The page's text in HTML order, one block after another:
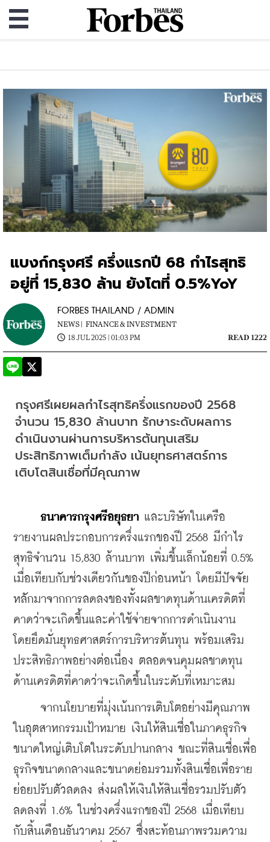
แบงก์กรุงศรี ครึ่งแรกปี 68 กำไรสุทธิ
อยู่ที่ 15,830 ล้าน ยังโตที่ 0.5%YoY
FORBES THAILAND / ADMIN
NEWS | FINANCE & INVESTMENT
18 JUL 2025 | 01:03 PM
READ 1222
กรุงศรีเผยผลกำไรสุทธิครึ่งแรกของปี 2568
จำนวน 15,830 ล้านบาท รักษาระดับผลการ
ดำเนินงานผ่านการบริหารต้นทุนเสริม
ประสิทธิภาพเต็มกำลัง เน้นยุทธศาสตร์การ
เติบโตสินเชื่อที่มีคุณภาพ
ธนาคารกรุงศรีอยุธยา และบริษัทในเครือ
รายงานผลประกอบการครึ่งแรกของปี 2568 มีกำไร
สุทธิจำนวน 15,830 ล้านบาท เพิ่มขึ้นเล็กน้อยที่ 0.5%
เมื่อเทียบกับช่วงเดียวกันของปีก่อนหน้า โดยมีปัจจัย
หลักมาจากการลดลงของทั้งผลขาดทุนด้านเครดิตที่
คาดว่าจะเกิดขึ้นและค่าใช้จ่ายจากการดำเนินงาน
โดยยึดมั่นยุทธศาสตร์การบริหารต้นทุน พร้อมเสริม
ประสิทธิภาพอย่างต่อเนื่อง ตลอดจนคุมผลขาดทุน
ด้านเครดิตที่คาดว่าจะเกิดขึ้นในระดับที่เหมาะสม
จากนโยบายที่มุ่งเน้นการเติบโตอย่างมีคุณภาพ
ในอุตสาหกรรมเป้าหมาย เงินให้สินเชื่อในภาคธุรกิจ
ขนาดใหญ่เติบโตในระดับปานกลาง ขณะที่สินเชื่อเพื่อ
ธุรกิจขนาดกลางและขนาดย่อมรวมทั้งสินเชื่อเพื่อราย
ย่อยปรับตัวลดลง ส่งผลให้เงินให้สินเชื่อรวมปรับตัว
ลดลงที่ 1.6% ในช่วงครึ่งแรกของปี 2568 เมื่อเทียบ
กับสิ้นเดือนธันวาคม 2567 ซึ่งสะท้อนภาพรวมความ